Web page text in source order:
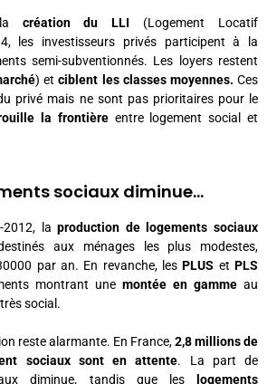
la création du LLI (Logement Locatif
les investisseurs privés participent à la
semi-subventionnés. Les loyers restent
) etciblent les classes moyennes.Ces
privé mais ne sont pas prioritaires pour le
la frontièreentre logement social et
sociaux diminue...
2012, laproduction de logements sociaux
aux ménages les plus modestes,
par an. En revanche, lesPLUS etPLS
montrant une montée en gamme au
social.
reste alarmante. En France,2,8 millions de
sociaux sont en attente. La part de
diminue, tandis que les
logements